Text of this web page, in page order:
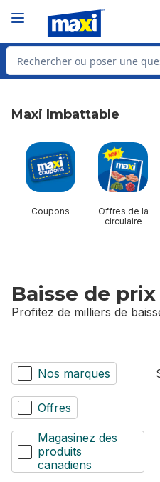
Rechercher des produits
Maxi Imbattable
sauter Maxi Imbattable
Coupons
Offres de la
circulaire
Baisse de prix
Profitez de milliers de
Nos marques
Offres
Magasinez des
produits
canadiens